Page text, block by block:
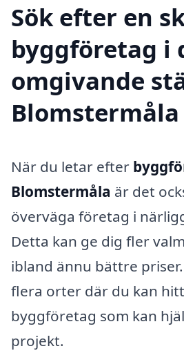
Sök efter en
byggföretag i
omgivande
Blomstermåla
När du letar efter
Blomstermåla är det
överväga företag i
Detta kan ge dig fler
ibland ännu bättre
flera orter där du kan
byggföretag som kan
projekt.